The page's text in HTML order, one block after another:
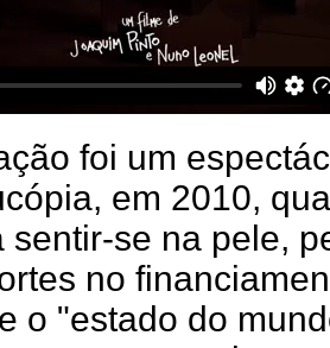
foi um
em 2010,
sentir-se na pele,
no
o "estado do